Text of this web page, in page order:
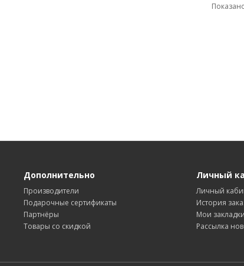
Дополнительно
Производители
Подарочные сертификаты
Партнёры
Товары со скидкой
Личный
Личный
История
Мои закладки
Рассылка